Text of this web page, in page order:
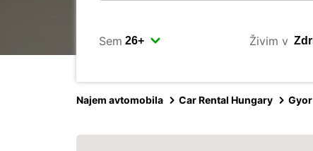
Sem Živim v
Najem avtomobila Car Rental Hungary Gyor